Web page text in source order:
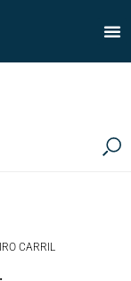
CARRIL